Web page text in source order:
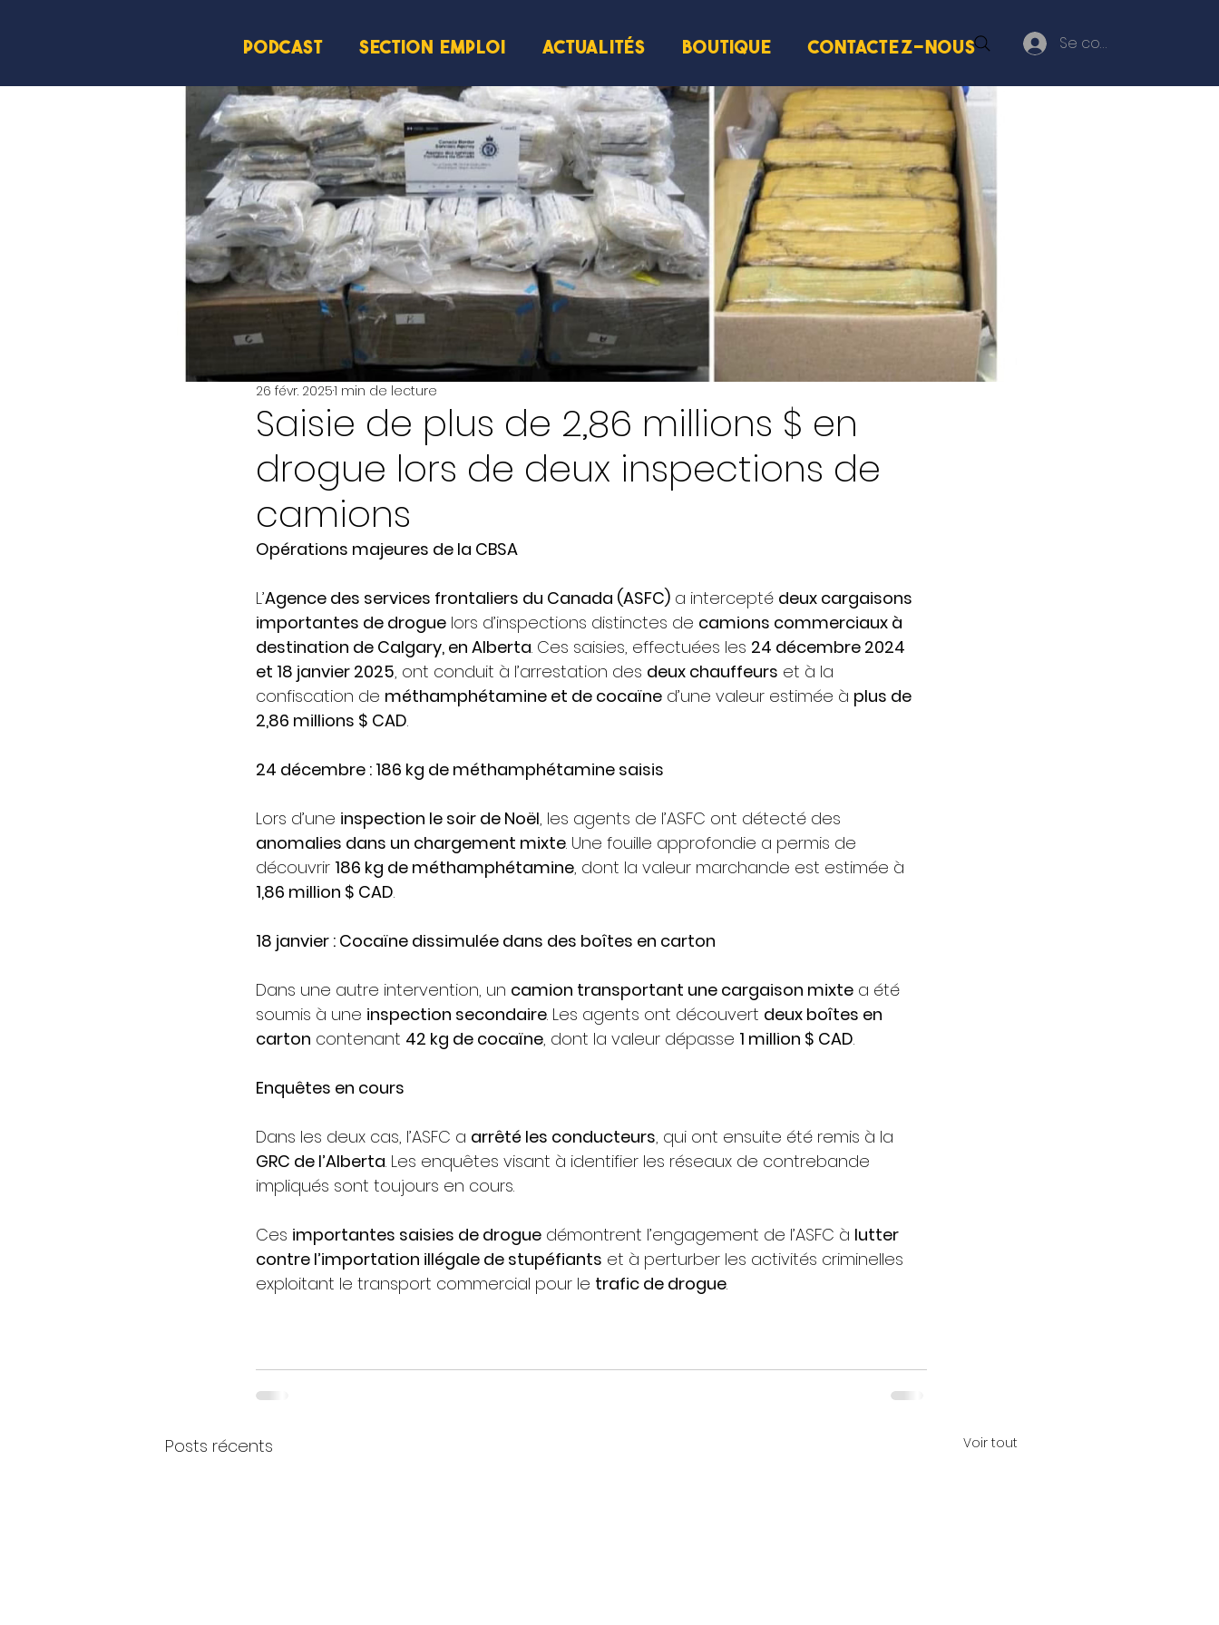
Se connecter
PODCAST SECTION EMPLOI ACTUALITÉS BOUTIQUE Contactez-nous
Saisie de plus de 2,86 millions $ en
drogue lors de deux inspections de
camions
26 févr. 20251 min de lecture
Opérations majeures de la CBSA
L’Agence des services frontaliers du Canada (ASFC) a intercepté deux cargaisons
importantes de drogue lors d’inspections distinctes de camions commerciaux à
destination de Calgary, en Alberta. Ces saisies, effectuées les 24 décembre 2024
et 18 janvier 2025, ont conduit à l’arrestation des deux chauffeurs et à la
confiscation de méthamphétamine et de cocaïne d’une valeur estimée à plus de
2,86 millions $ CAD.
24 décembre : 186 kg de méthamphétamine saisis
Lors d’une inspection le soir de Noël, les agents de l’ASFC ont détecté des
anomalies dans un chargement mixte. Une fouille approfondie a permis de
découvrir 186 kg de méthamphétamine, dont la valeur marchande est estimée à
1,86 million $ CAD.
18 janvier : Cocaïne dissimulée dans des boîtes en carton
Dans une autre intervention, un camion transportant une cargaison mixte a été
soumis à une inspection secondaire. Les agents ont découvert deux boîtes en
carton contenant 42 kg de cocaïne, dont la valeur dépasse 1 million $ CAD.
Enquêtes en cours
Dans les deux cas, l’ASFC a arrêté les conducteurs, qui ont ensuite été remis à la
GRC de l’Alberta. Les enquêtes visant à identifier les réseaux de contrebande
impliqués sont toujours en cours.
Ces importantes saisies de drogue démontrent l’engagement de l’ASFC à lutter
contre l’importation illégale de stupéfiants et à perturber les activités criminelles
exploitant le transport commercial pour le trafic de drogue.
Posts récents Voir tout